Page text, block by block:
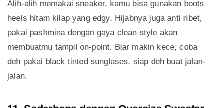
Alih-alih memakai sneaker, kamu bisa gunakan boots
heels hitam kilap yang edgy. Hijabnya juga anti ribet,
pakai pashmina dengan gaya clean style akan
membuatmu tampil on-point. Biar makin kece, coba
deh pakai black tinted sunglases, siap deh buat jalan-
jalan.